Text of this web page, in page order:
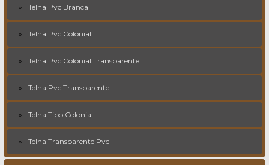
Telha Pvc Branca
Telha Pvc Colonial
Telha Pvc Colonial Transparente
Telha Pvc Transparente
Telha Tipo Colonial
Telha Transparente Pvc